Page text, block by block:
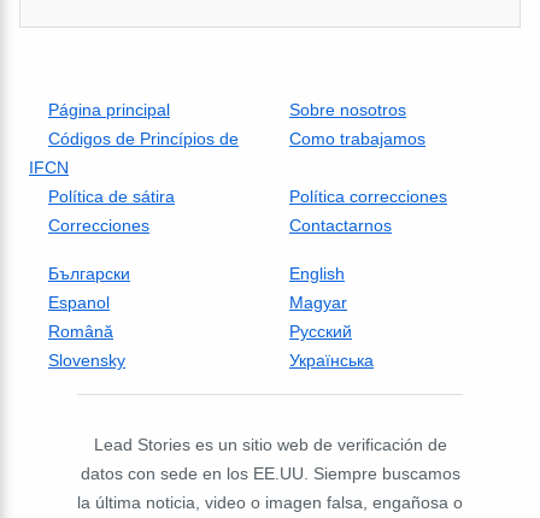
Página principal
Sobre nosotros
Códigos de Princípios de
IFCN
Como trabajamos
Política de sátira
Política correcciones
Correcciones
Contactarnos
Български
English
Espanol
Magyar
Română
Русский
Slovensky
Українська
Lead Stories es un sitio web de verificación de
datos con sede en los EE.UU. Siempre buscamos
la última noticia, video o imagen falsa, engañosa o